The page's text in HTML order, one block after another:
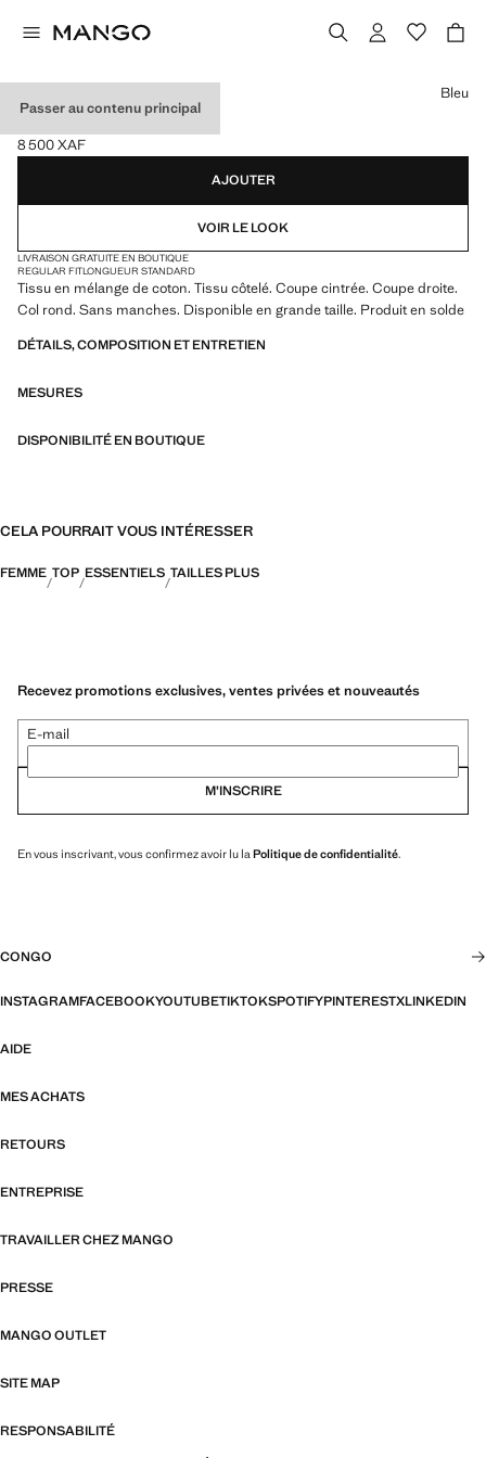
Passer au contenu principal
TOP CÔTELÉ EN COTON
Prix actuel [8 500 XAF ]
8 500 XAF
Choisissez une couleur
Bleu
AJOUTER
VOIR LE LOOK
LIVRAISON GRATUITE EN BOUTIQUE
REGULAR FITLONGUEUR STANDARD
Tissu en mélange de coton. Tissu côtelé. Coupe cintrée. Coupe droite.
Col rond. Sans manches. Disponible en grande taille. Produit en solde
DÉTAILS, COMPOSITION ET ENTRETIEN
MESURES
DISPONIBILITÉ EN BOUTIQUE
CELA POURRAIT VOUS INTÉRESSER
FEMME TOP ESSENTIELS TAILLES PLUS
Recevez promotions exclusives, ventes privées et nouveautés
E-mail
M’INSCRIRE
En vous inscrivant, vous confirmez avoir lu la Politique de confidentialité.
CONGO
INSTAGRAMFACEBOOKYOUTUBETIKTOKSPOTIFYPINTERESTXLINKEDIN
AIDE
MES ACHATS
RETOURS
ENTREPRISE
TRAVAILLER CHEZ MANGO
PRESSE
MANGO OUTLET
SITE MAP
RESPONSABILITÉ